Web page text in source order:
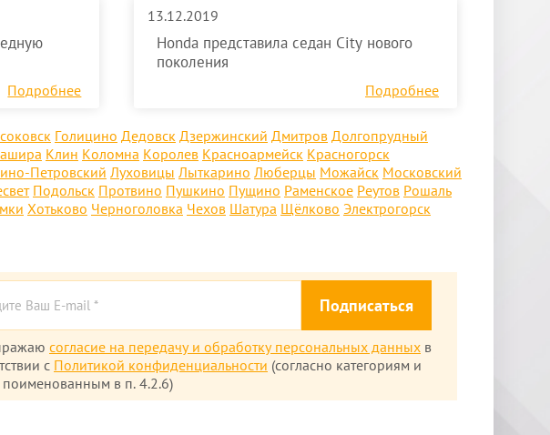
Подробнее
13.12.2019
Honda представила седан City нового
поколения
Подробнее
Голицино Дедовск Дзержинский Дмитров Долгопрудный
Клин Коломна Королев Красноармейск Красногорск
Петровский Луховицы Лыткарино Люберцы Можайск Московский
Подольск Протвино Пушкино Пущино Раменское Реутов Рошаль
Хотьково Черноголовка Чехов Шатура Щёлково Электрогорск
согласие на передачу и обработку персональных данных в
с Политикой конфиденциальности (согласно категориям и
поименованным в п. 4.2.6)
Подписаться